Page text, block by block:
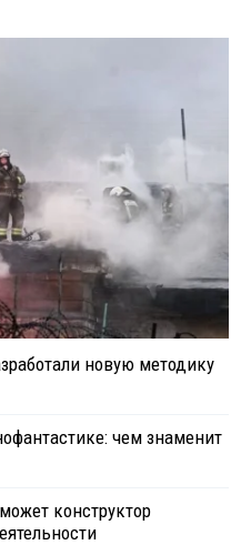
новую методику
чем знаменит
конструктор